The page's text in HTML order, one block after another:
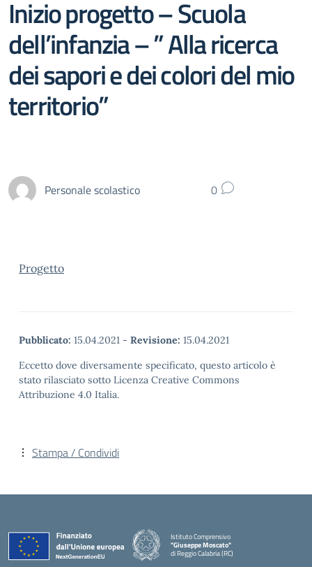
Inizio progetto – Scuola
dell’infanzia – ” Alla ricerca
dei sapori e dei colori del mio
territorio”
Personale scolastico 0
Progetto
Pubblicato: 15.04.2021 - Revisione: 15.04.2021
Eccetto dove diversamente specificato, questo articolo è
stato rilasciato sotto Licenza Creative Commons
Attribuzione 4.0 Italia.
Stampa / Condividi
Istituto Comprensivo
"Giuseppe Moscato"
di Reggio Calabria (RC)
— Visita la pagina iniziale della scuola